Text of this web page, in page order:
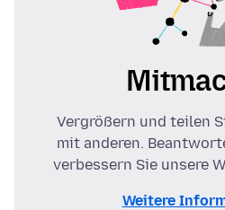
Vergrößern und teilen
mit anderen.
verbessern Sie unsere
Weitere